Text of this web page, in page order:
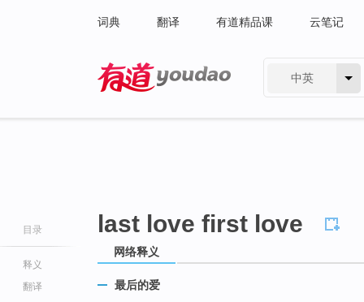
词典 翻译 有道精品课 云笔记
中英
目录
释义
翻译
last love first love
网络释义
最后的爱